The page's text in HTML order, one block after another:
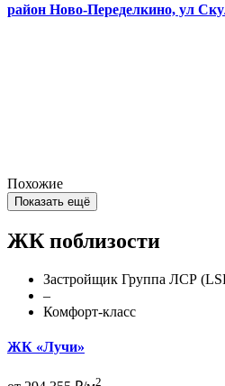
район Ново-Переделкино, ул
Похожие
Показать ещё
ЖК поблизости
Застройщик Группа ЛСР
–
Комфорт-класс
ЖК «Лучи»
2